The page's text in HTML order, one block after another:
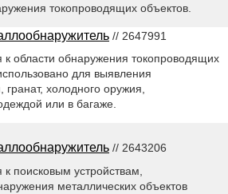
токопроводящих объектов.
// 2647991
к области обнаружения токопроводящих
для выявления
гранат, холодного оружия,
или в багаже.
// 2643206
к поисковым устройствам,
металлических объектов